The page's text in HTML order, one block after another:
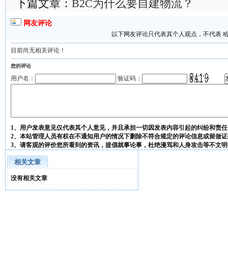
下篇文章： B2C为什么要自建物流？
网友评论
以下网友评论只代表其个人观点，不代表
目前尚无相关评论！
您的评论
用户名： 验证码：
1、用户发表意见仅代表其个人意见，并且承担一切因发表内容引起的纠纷和责
2、本站管理人员有权在不通知用户的情况下删除不符合规定的评论信息或留做
3、请客观的评价您所看到的资讯，提倡就事论事，杜绝漫骂和人身攻击等不文
相关文章
没有相关文章